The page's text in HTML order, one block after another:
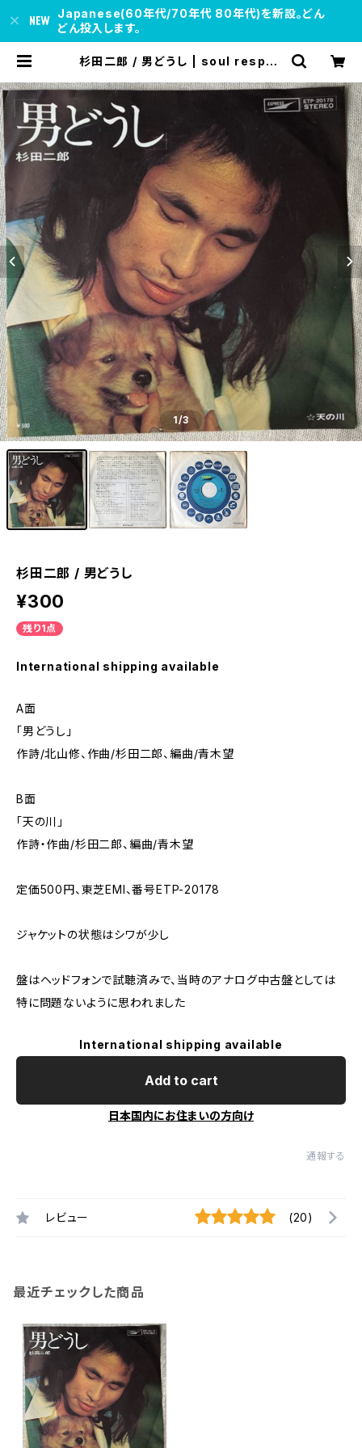
Japanese(60年代/70年代 80年代)を新設。どん
どん投入します。
杉田二郎 / 男どうし | soul respec
1/3
杉田二郎 / 男どうし
¥300
残り1点
International shipping available
A面
「男どうし」
作詩/北山修、作曲/杉田二郎、編曲/青木望
B面
「天の川」
作詩・作曲/杉田二郎、編曲/青木望
定価500円、東芝EMI、番号ETP-20178
ジャケットの状態はシワが少し
盤はヘッドフォンで試聴済みで、当時のアナログ中古盤としては
特に問題ないように思われました
International shipping available
Add to cart
日本国内にお住まいの方向け
通報する
レビュー (20)
最近チェックした商品